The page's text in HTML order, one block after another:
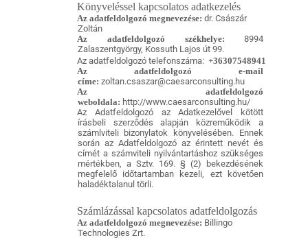
Könyveléssel kapcsolatos adatkezelés
Az adatfeldolgozó megnevezése: dr. Császár
Zoltán
Az adatfeldolgozó székhelye: 8994
Zalaszentgyörgy, Kossuth Lajos út 99.
Az adatfeldolgozó telefonszáma:+36307548941
Az adatfeldolgozó e-mail
címe: zoltan.csaszar@caesarconsulting.hu
Az adatfeldolgozó
weboldala: http://www.caesarconsulting.hu/
Az Adatfeldolgozó az Adatkezelővel kötött
írásbeli szerződés alapján közreműködik a
számlviteli bizonylatok könyvelésében. Ennek
során az Adatfeldolgozó az érintett nevét és
címét a számviteli nyilvántartáshoz szükséges
mértékben, a Sztv. 169. § (2) bekezdésének
megfelelő időtartamban kezeli, ezt követően
haladéktalanul törli.
Számlázással kapcsolatos adatfeldolgozás
Az adatfeldolgozó megnevezése: Billingo
Technologies Zrt.